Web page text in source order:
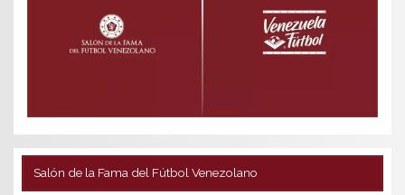
Salón de la Fama del Fútbol Venezolano